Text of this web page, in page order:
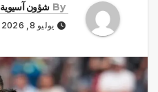
By شؤون آسيوية
يوليو 8, 2026